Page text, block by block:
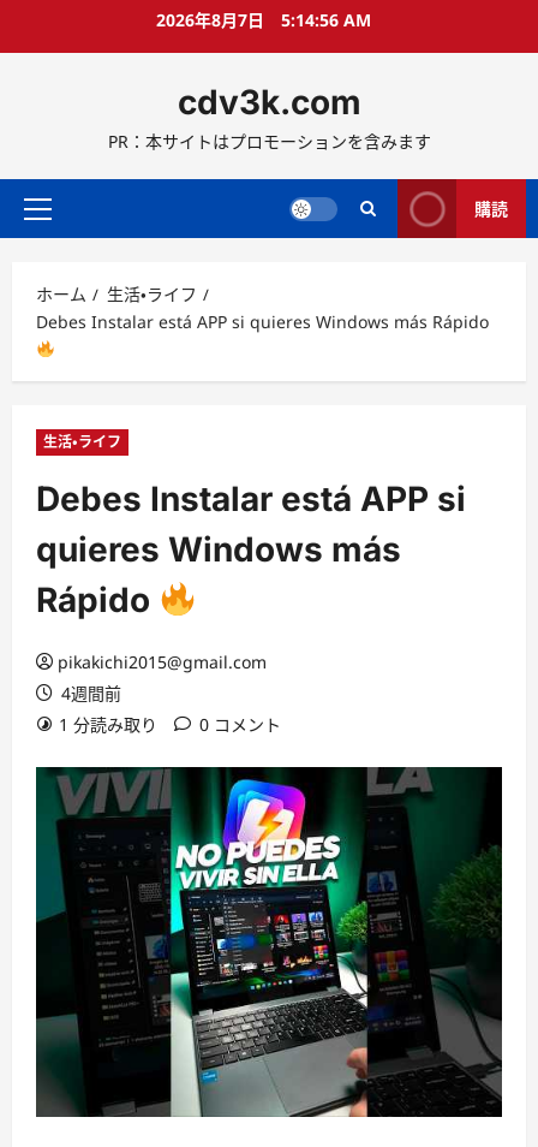
ス
ッ
2026年8月7日 5:14:57 AM
cdv3k.com
PR：本サイトはプロモーションを含みます
メ
メ
ニ
ュ
ー
購読
ホーム
生活・ライフ
Debes Instalar está APP si quieres Windows más Rápido
生活・ライフ
Debes Instalar está APP si
quieres Windows más
Rápido
pikakichi2015@gmail.com
4週間前
1 分読み取り
0 コメント